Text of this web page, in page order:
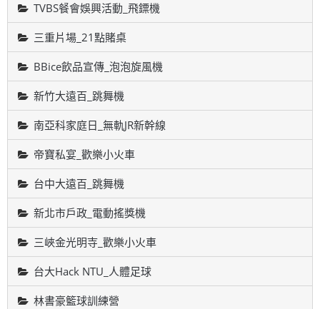
TVBS餐會娛興活動_飛鏢機
三重片場_21點賭桌
BBice飲品宣傳_泡泡旋風機
新竹大遠百_跳舞機
南亞科家庭日_無軌JR新幹線
帝寶私宴_歡樂小火車
台中大遠百_跳舞機
新北市戶政_電動搖獎機
三峽金光明寺_歡樂小火車
台大Hack NTU_人體足球
林書豪籃球訓練營